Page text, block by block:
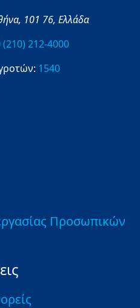
101 76, Ελλάδα
(210) 212-4000
1540
Προσωπικών